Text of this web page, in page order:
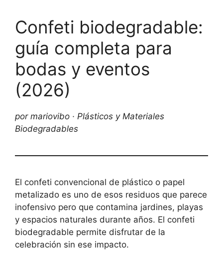
Confeti biodegradable:
guía completa para
bodas y eventos
(2026)
por mariovibo · Plásticos y Materiales
Biodegradables
El confeti convencional de plástico o papel
metalizado es uno de esos residuos que parece
inofensivo pero que contamina jardines, playas
y espacios naturales durante años. El confeti
biodegradable permite disfrutar de la
celebración sin ese impacto.